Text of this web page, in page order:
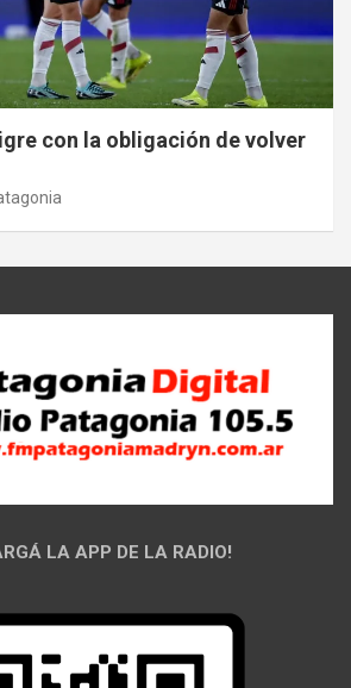
con la obligación de volver
LA APP DE LA RADIO!